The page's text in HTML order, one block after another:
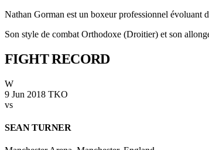
Nathan Gorman est un boxeur professionnel évoluant
Son style de combat Orthodoxe (Droitier) et son
FIGHTRECORD
W
9 Jun 2018 TKO
vs
SEAN TURNER